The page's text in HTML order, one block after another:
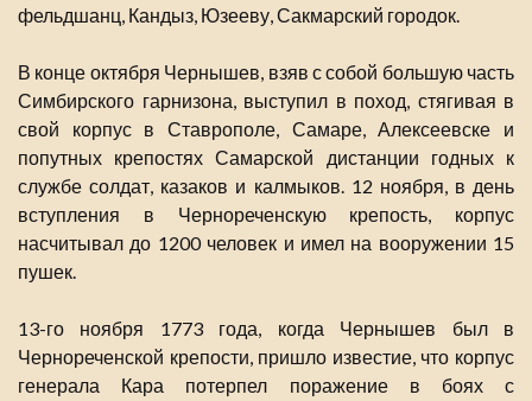
фельдшанц, Кандыз, Юзееву, Сакмарский городок.
В конце октября Чернышев, взяв с собой большую часть
Симбирского гарнизона, выступил в поход, стягивая в
свой корпус в Ставрополе, Самаре, Алексеевске и
попутных крепостях Самарской дистанции годных к
службе солдат, казаков и калмыков. 12 ноября, в день
вступления в Чернореченскую крепость, корпус
насчитывал до 1200 человек и имел на вооружении 15
пушек.
13-го ноября 1773 года, когда Чернышев был в
Чернореченской крепости, пришло известие, что корпус
генерала Кара потерпел поражение в боях с